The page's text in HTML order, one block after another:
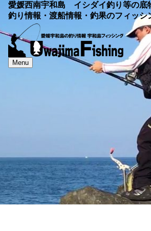
愛媛西南宇和島 イシダイ釣り等の底
釣り情報・渡船情報・釣果のフィッシ
Menu